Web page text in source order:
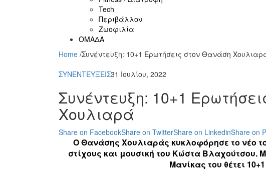
Tech
Περιβάλλον
Ζωοφιλία
ΟΜΑΔΑ
Home /Συνέντευξη: 10+1 Ερωτήσεις στον Θανάση
ΣΥΝΕΝΤΕΥΞΕΙΣ31 Ιουλίου, 2022
Συνέντευξη: 10+1
Χουλιαρά
Share on FacebookShare on TwitterShare on LinkedinShare on
Ο Θανάσης Χουλιαράς κυκλοφόρησε το νέο
στίχους και μουσική του Κώστα Βλαχούτσου.
Μανίκας του θέτει